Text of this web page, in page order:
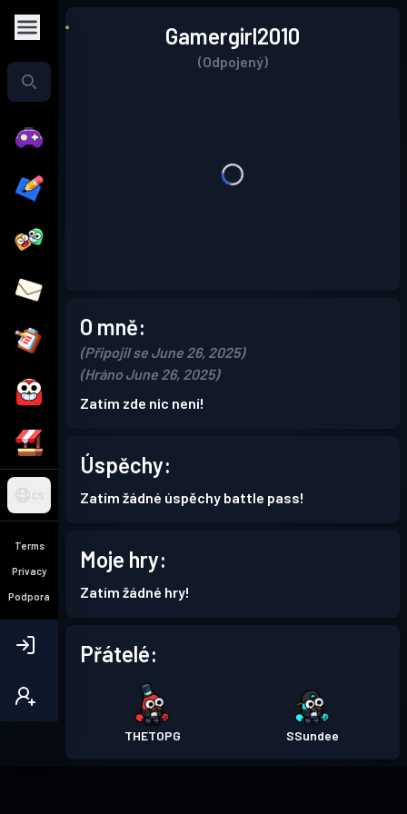
CS
Terms
Privacy
Podpora
Gamergirl2010
(Odpojený)
O mně:
(Připojil se June 26, 2025)
(Hráno June 26, 2025)
Zatím zde nic není!
Úspěchy:
Zatím žádné úspěchy battle pass!
Moje hry:
Zatím žádné hry!
Přátelé:
THETOPG SSundee